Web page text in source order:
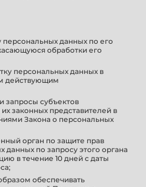
персональных данных по его
обработки его
персональных данных в
действующим
запросы субъектов
законных представителей в
Закона о персональных
орган по защите прав
данных по запросу этого органа
в течение 10 дней с даты
обеспечивать